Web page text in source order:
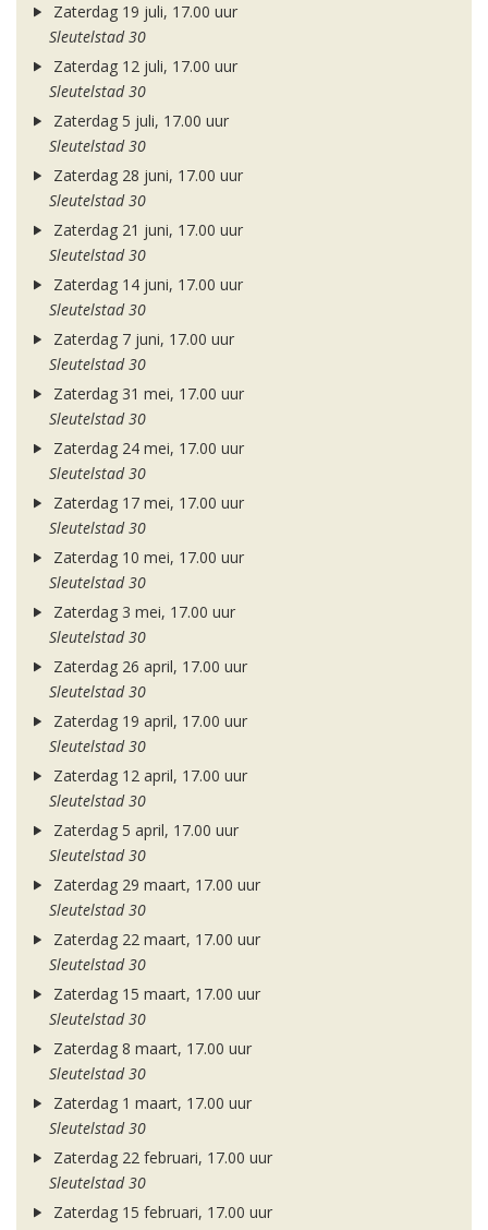
Zaterdag 19 juli, 17.00 uur
Sleutelstad 30
Zaterdag 12 juli, 17.00 uur
Sleutelstad 30
Zaterdag 5 juli, 17.00 uur
Sleutelstad 30
Zaterdag 28 juni, 17.00 uur
Sleutelstad 30
Zaterdag 21 juni, 17.00 uur
Sleutelstad 30
Zaterdag 14 juni, 17.00 uur
Sleutelstad 30
Zaterdag 7 juni, 17.00 uur
Sleutelstad 30
Zaterdag 31 mei, 17.00 uur
Sleutelstad 30
Zaterdag 24 mei, 17.00 uur
Sleutelstad 30
Zaterdag 17 mei, 17.00 uur
Sleutelstad 30
Zaterdag 10 mei, 17.00 uur
Sleutelstad 30
Zaterdag 3 mei, 17.00 uur
Sleutelstad 30
Zaterdag 26 april, 17.00 uur
Sleutelstad 30
Zaterdag 19 april, 17.00 uur
Sleutelstad 30
Zaterdag 12 april, 17.00 uur
Sleutelstad 30
Zaterdag 5 april, 17.00 uur
Sleutelstad 30
Zaterdag 29 maart, 17.00 uur
Sleutelstad 30
Zaterdag 22 maart, 17.00 uur
Sleutelstad 30
Zaterdag 15 maart, 17.00 uur
Sleutelstad 30
Zaterdag 8 maart, 17.00 uur
Sleutelstad 30
Zaterdag 1 maart, 17.00 uur
Sleutelstad 30
Zaterdag 22 februari, 17.00 uur
Sleutelstad 30
Zaterdag 15 februari, 17.00 uur